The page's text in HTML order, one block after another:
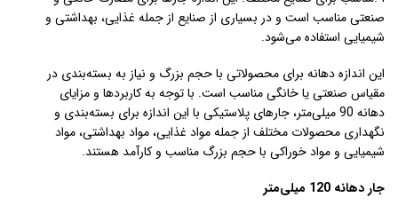
صنعتی مناسب است و در بسیاری از صنایع از جمله غذایی، بهداشتی و
شیمیایی استفاده می‌شود.
این اندازه دهانه برای محصولاتی با حجم بزرگ و نیاز به بسته‌بندی در
مقیاس صنعتی یا خانگی مناسب است. با توجه به کاربردها و مزایای
دهانه 90 میلی‌متر، جارهای پلاستیکی با این اندازه برای بسته‌بندی و
نگهداری محصولات مختلف از جمله مواد غذایی، مواد بهداشتی، مواد
شیمیایی و مواد خوراکی با حجم بزرگ مناسب و کارآمد هستند.
جار دهانه 120 میلی‌متر